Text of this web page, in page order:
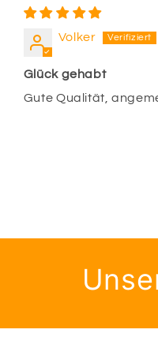
Volker
Glück gehabt
Gute Qualität,